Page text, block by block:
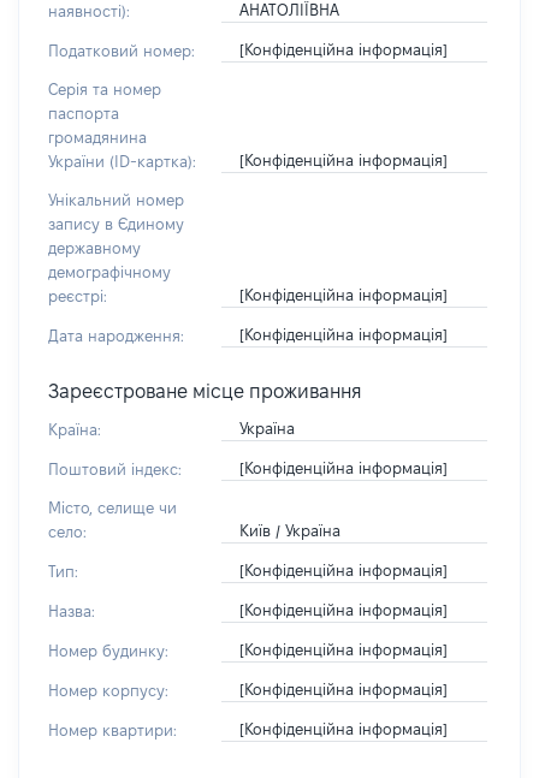
наявності):
АНАТОЛІЇВНА
Податковий номер: [Конфіденційна інформація]
Серія та номер
паспорта
громадянина
України (ID-картка):
[Конфіденційна інформація]
Унікальний номер
запису в Єдиному
державному
демографічному
реєстрі:
[Конфіденційна інформація]
Дата народження: [Конфіденційна інформація]
Зареєстроване місце проживання
Країна: Україна
Поштовий індекс: [Конфіденційна інформація]
Місто, селище чи
село:
Київ / Україна
Тип: [Конфіденційна інформація]
Назва: [Конфіденційна інформація]
Номер будинку: [Конфіденційна інформація]
Номер корпусу: [Конфіденційна інформація]
Номер квартири: [Конфіденційна інформація]